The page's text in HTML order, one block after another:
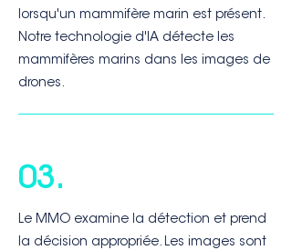
lorsqu'un mammifère marin est présent.
Notre technologie d'IA détecte les
mammifères marins dans les images de
drones.
03.
Le MMO examine la détection et prend
la décision appropriée. Les images sont